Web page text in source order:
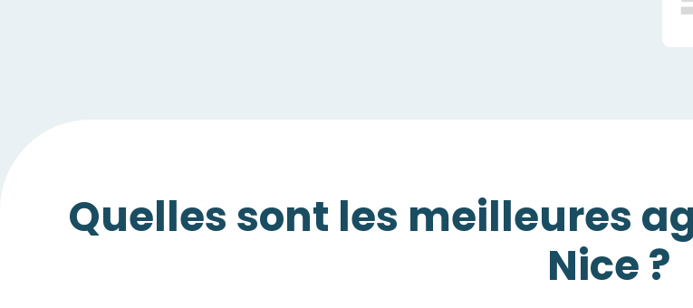
Quelles sont les meilleures
Nice ?